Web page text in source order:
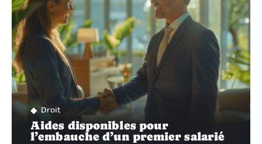
Droit
Aides disponibles pour
l’embauche d’un premier salarié